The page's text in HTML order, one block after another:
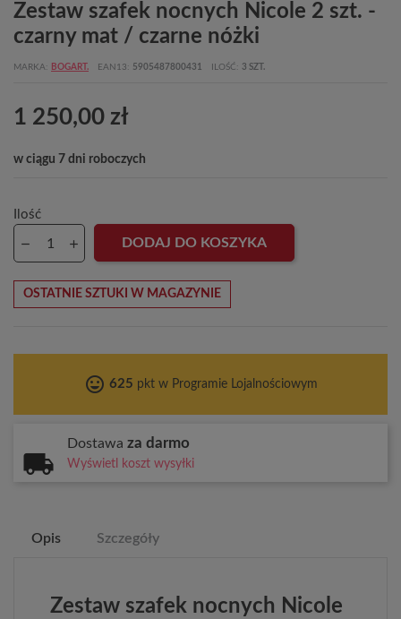
Zestaw szafek nocnych Nicole 2 szt. -
czarny mat / czarne nóżki
MARKA BOGART. EAN13 5905487800431 ILOŚĆ 3 SZT.
1 250,00 zł
w ciągu 7 dni roboczych
Ilość
DODAJ DO KOSZYKA
OSTATNIE SZTUKI W MAGAZYNIE
tag_faces 625 pkt w Programie Lojalnościowym
Dostawa za darmo
Wyświetl koszt wysyłki
Opis Szczegóły
Zestaw szafek nocnych Nicole